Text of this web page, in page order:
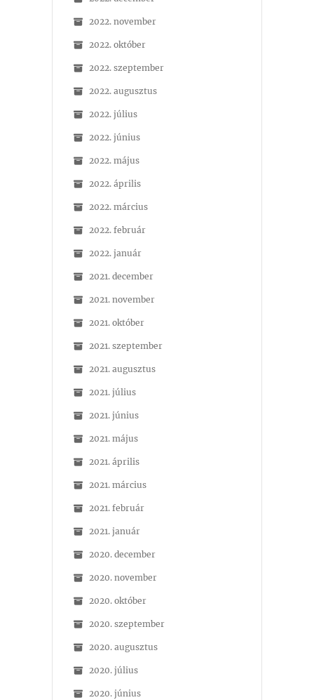
2022. november
2022. október
2022. szeptember
2022. augusztus
2022. július
2022. június
2022. május
2022. április
2022. március
2022. február
2022. január
2021. december
2021. november
2021. október
2021. szeptember
2021. augusztus
2021. július
2021. június
2021. május
2021. április
2021. március
2021. február
2021. január
2020. december
2020. november
2020. október
2020. szeptember
2020. augusztus
2020. július
2020. június